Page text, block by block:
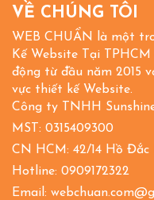
VỀ CHÚNG TÔI
WEB CHUẨN là một
Kế Website Tại
động từ đầu năm 2015
vực thiết kế Website.
Công ty TNHH
MST: 0315409300
CN HCM: 42/14 Hồ Đắc
Hotline: 0909172322
Email: